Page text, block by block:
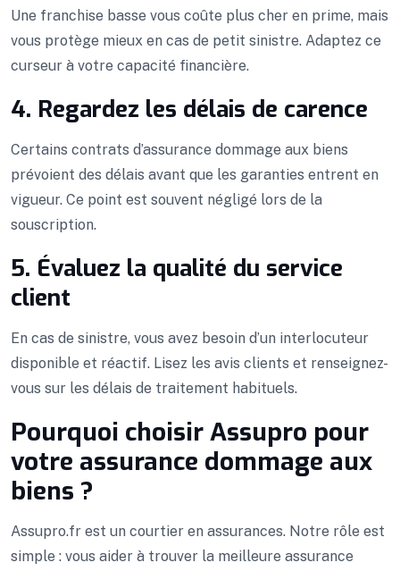
Une franchise basse vous coûte plus cher en prime, mais
vous protège mieux en cas de petit sinistre. Adaptez ce
curseur à votre capacité financière.
4. Regardez les délais de carence
Certains contrats d’assurance dommage aux biens
prévoient des délais avant que les garanties entrent en
vigueur. Ce point est souvent négligé lors de la
souscription.
5. Évaluez la qualité du service
client
En cas de sinistre, vous avez besoin d’un interlocuteur
disponible et réactif. Lisez les avis clients et renseignez-
vous sur les délais de traitement habituels.
Pourquoi choisir Assupro pour
votre assurance dommage aux
biens ?
Assupro.fr est un courtier en assurances. Notre rôle est
simple : vous aider à trouver la meilleure assurance